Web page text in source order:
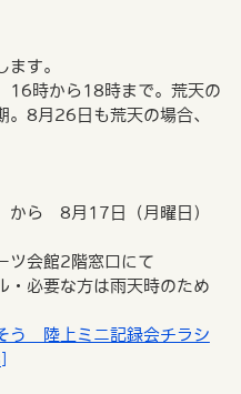
す。
16時から18時まで。荒天の
8月26日も荒天の場合、
から 8月17日（月曜日）
館2階窓口にて
・必要な方は雨天時のため
う 陸上ミニ記録会チラシ